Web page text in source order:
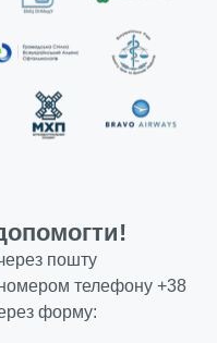
пошту
телефону +38
форму: